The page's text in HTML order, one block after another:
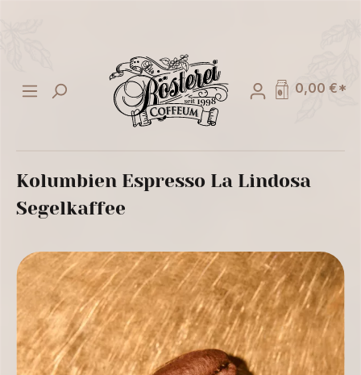
0,00 €*
Kolumbien Espresso La Lindosa
Segelkaffee